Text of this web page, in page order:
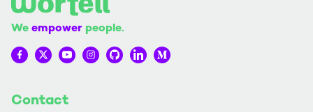
Weempower people.
Wortell op Facebook
Wortell op Twitter
Wortell op YouTube
Wortell op Instagram
Wortell op Github
Wortell op LinkedIn
Wortell op Medium
Contact